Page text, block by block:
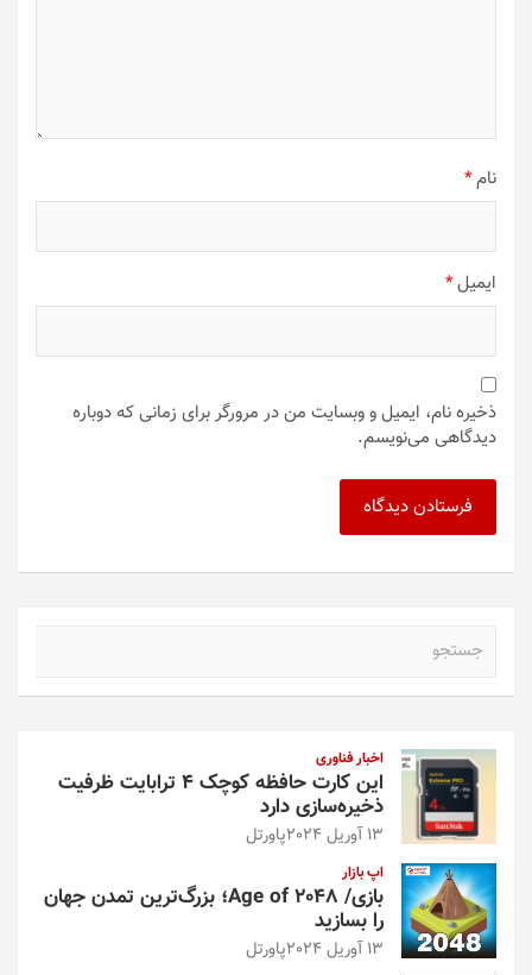
نام*
ایمیل*
ذخیره نام، ایمیل و وبسایت من در مرورگر برای زمانی که دوباره
دیدگاهی می‌نویسم.
اخبار فناوری
این کارت حافظه کوچک ۴ ترابایت ظرفیت
ذخیره‌سازی دارد
13 آوریل 2024 پاورتل
اپ بازار
بازی/ Age of 2048؛ بزرگ‌ترین تمدن جهان
را بسازید
13 آوریل 2024 پاورتل